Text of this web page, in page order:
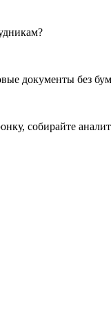
документы без
собирайте